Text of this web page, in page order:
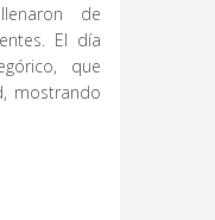
de
El día
que
mostrando